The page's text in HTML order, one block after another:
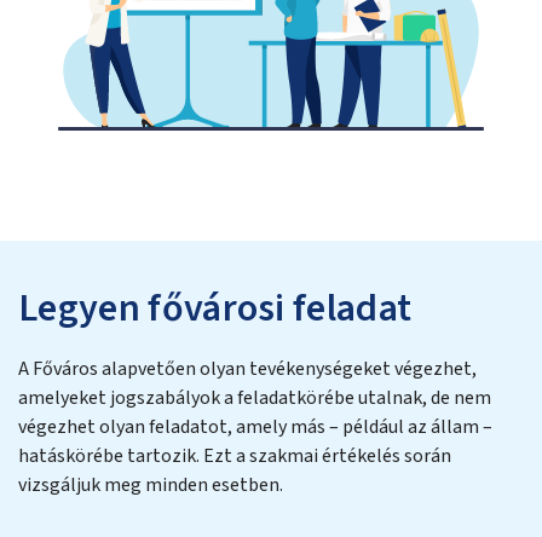
Legyen fővárosi feladat
A Főváros alapvetően olyan tevékenységeket végezhet,
amelyeket jogszabályok a feladatkörébe utalnak, de nem
végezhet olyan feladatot, amely más – például az állam –
hatáskörébe tartozik. Ezt a szakmai értékelés során
vizsgáljuk meg minden esetben.